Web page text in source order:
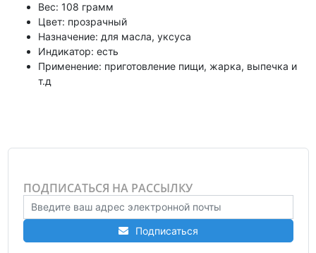
Вес: 108 грамм
Цвет: прозрачный
Назначение: для масла, уксуса
Индикатор: есть
Применение: приготовление пищи, жарка, выпечка и
т.д
ПОДПИСАТЬСЯ НА РАССЫЛКУ
Подписаться